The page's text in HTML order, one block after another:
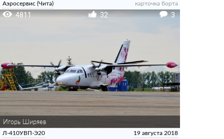
Аэросервис (Чита)
карточка борта
4811 32 3
Игорь Ширяев
Л-410УВП-Э20
19 августа 2018